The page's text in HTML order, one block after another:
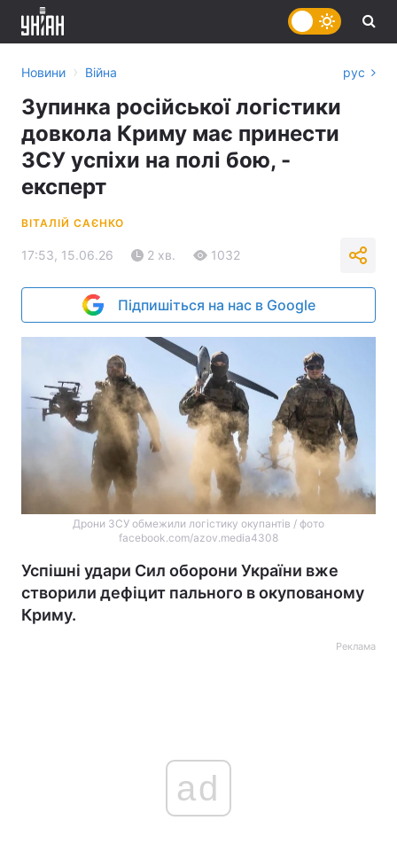
Новини › Війна рус
Зупинка російської логістики
довкола Криму має принести
ЗСУ успіхи на полі бою, -
експерт
ВІТАЛІЙ САЄНКО
17:53, 15.06.26 2 хв. 1032
Підпишіться на нас в Google
Дрони ЗСУ обмежили логістику окупантів / фото
facebook.com/azov.media4308
Успішні удари Сил оборони України вже
створили дефіцит пального в окупованому
Криму.
Реклама
ad